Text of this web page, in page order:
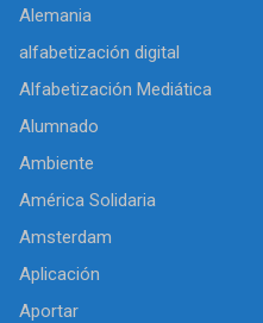
Alemania
alfabetización digital
Alfabetización Mediática
Alumnado
Ambiente
América Solidaria
Amsterdam
Aplicación
Aportar